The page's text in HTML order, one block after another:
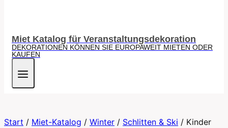
Miet Katalog für Veranstaltungsdekoration
DEKORATIONEN KÖNNEN SIE EUROPAWEIT MIETEN ODER
KAUFEN
Start / Miet-Katalog / Winter / Schlitten & Ski / Kinder